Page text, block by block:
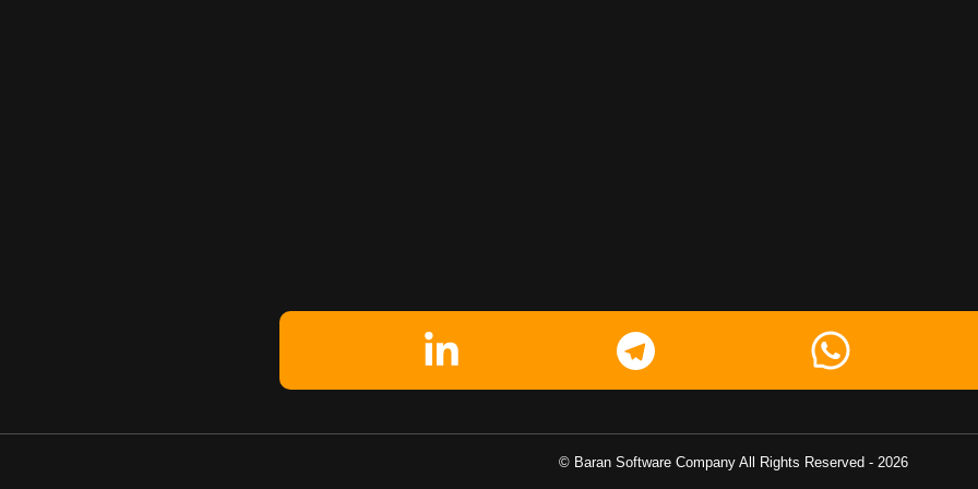
2026
-
Baran Software Company All Rights Reserved ©